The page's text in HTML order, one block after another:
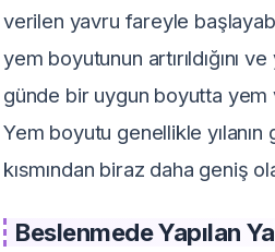
verilen yavru fareyle
yem boyutunun artırıldığını
günde bir uygun boyutta
Yem boyutu genellikle
kısmından biraz daha geniş
Beslenmede Yapılan